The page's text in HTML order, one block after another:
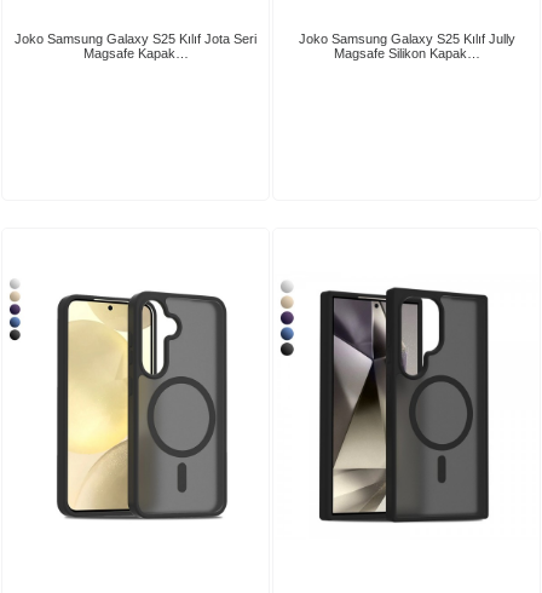
Joko Samsung Galaxy S25 Kılıf Jota Seri
Magsafe Kapak…
Joko Samsung Galaxy S25 Kılıf Jully
Magsafe Silikon Kapak…